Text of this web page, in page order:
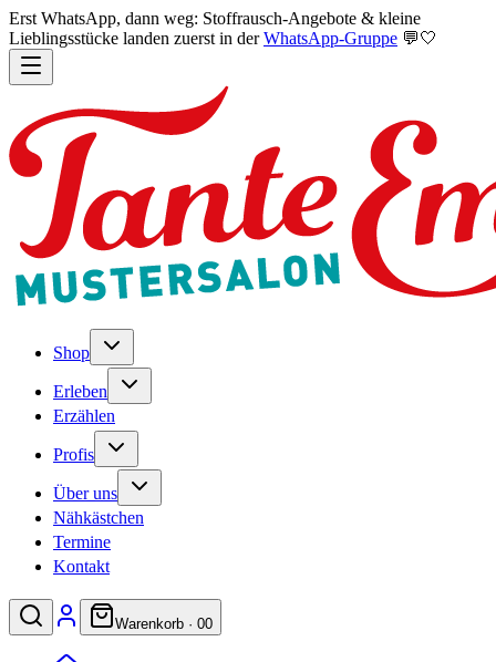
Erst WhatsApp, dann weg: Stoffrausch-Angebote & kleine
Lieblingsstücke landen zuerst in der WhatsApp-Gruppe 💬🤍
Shop
Erleben
Erzählen
Profis
Über uns
Nähkästchen
Termine
Kontakt
Warenkorb · 00